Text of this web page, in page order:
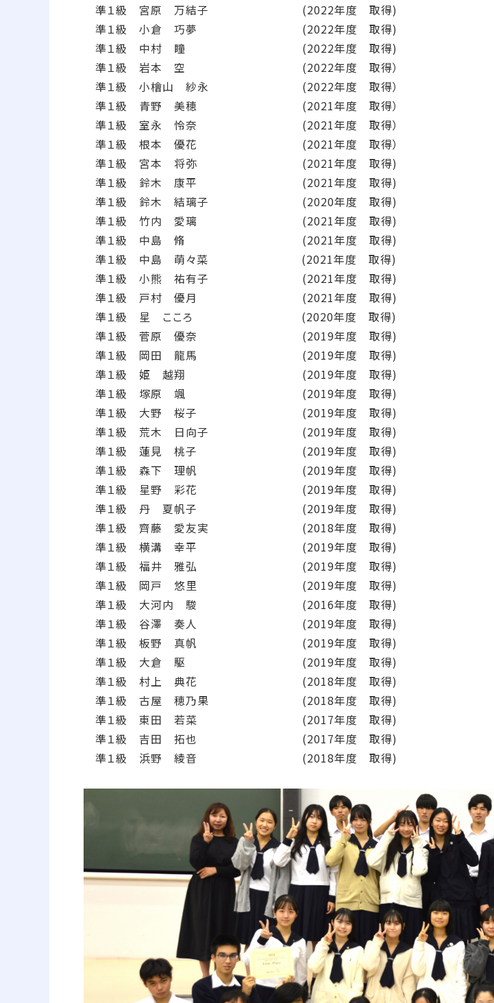
準１級 宮原 万結子 (2022年度 取得)
準１級 小倉 巧夢 (2022年度 取得)
準１級 中村 瞳 (2022年度 取得)
準１級 岩本 空 (2022年度 取得）
準１級 小檜山 紗永 (2022年度 取得）
準１級 青野 美穂 (2021年度 取得）
準１級 室永 怜奈 (2021年度 取得）
準１級 根本 優花 (2021年度 取得）
準１級 宮本 将弥 (2021年度 取得)
準１級 鈴木 康平 (2021年度 取得)
準１級 鈴木 結璃子 (2020年度 取得)
準１級 竹内 愛璃 (2021年度 取得)
準１級 中島 脩 (2021年度 取得)
準１級 中島 萌々菜 (2021年度 取得)
準１級 小熊 祐有子 (2021年度 取得)
準１級 戸村 優月 (2021年度 取得)
準１級 星 こころ (2020年度 取得)
準１級 菅原 優奈 (2019年度 取得)
準１級 岡田 龍馬 (2019年度 取得)
準１級 姫 越翔 (2019年度 取得)
準１級 塚原 颯 (2019年度 取得)
準１級 大野 桜子 (2019年度 取得)
準１級 荒木 日向子 (2019年度 取得)
準１級 蓮見 桃子 (2019年度 取得)
準１級 森下 理帆 (2019年度 取得)
準１級 星野 彩花 (2019年度 取得)
準１級 丹 夏帆子 (2019年度 取得)
準１級 齊藤 愛友実 (2018年度 取得)
準１級 横溝 幸平 (2019年度 取得)
準１級 福井 雅弘 (2019年度 取得)
準１級 岡戸 悠里 (2019年度 取得)
準１級 大河内 駿 (2016年度 取得)
準１級 谷澤 奏人 (2019年度 取得)
準１級 板野 真帆 (2019年度 取得)
準１級 大倉 駆 (2019年度 取得)
準１級 村上 典花 (2018年度 取得)
準１級 古屋 穂乃果 (2018年度 取得)
準１級 東田 若菜 (2017年度 取得)
準１級 吉田 拓也 (2017年度 取得)
準１級 浜野 綾音 (2018年度 取得)